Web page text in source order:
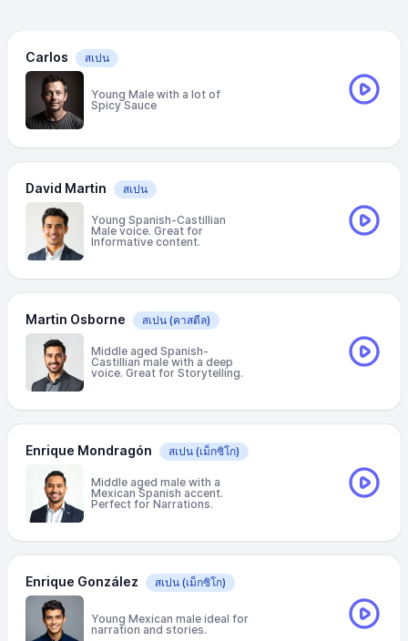
Carlos สเปน
Young Male with a lot of
Spicy Sauce
David Martin สเปน
Young Spanish-Castillian
Male voice. Great for
Informative content.
Martin Osborne สเปน (คาสตีล)
Middle aged Spanish-
Castillian male with a deep
voice. Great for Storytelling.
Enrique Mondragón สเปน (เม็กซิโก)
Middle aged male with a
Mexican Spanish accent.
Perfect for Narrations.
Enrique González สเปน (เม็กซิโก)
Young Mexican male ideal for
narration and stories.